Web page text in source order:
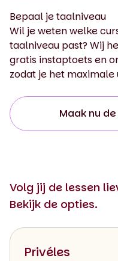
Bepaal je taalniveau
Wil je weten welke
taalniveau past? Wij
gratis instaptoets en
zodat je het maximale
Maak nu
Volg jij de lessen
Bekijk de opties.
Privéles